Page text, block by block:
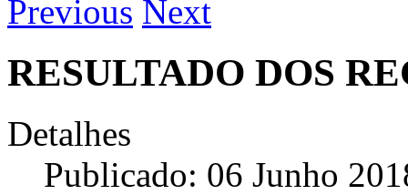
Previous Next
RESULTADO DOS
Detalhes
Publicado: 06 Junho